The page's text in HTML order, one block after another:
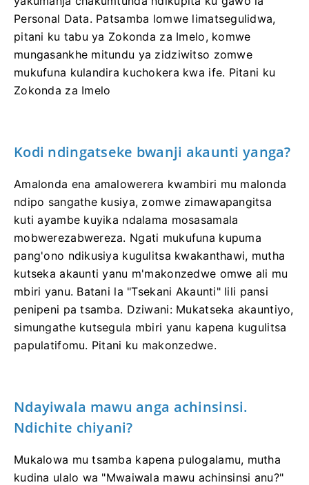
Personal Data. Patsamba lomwe limatsegulidwa,
pitani ku tabu ya Zokonda za Imelo, komwe
mungasankhe mitundu ya zidziwitso zomwe
mukufuna kulandira kuchokera kwa ife. Pitani ku
Zokonda za Imelo
Kodi ndingatseke bwanji akaunti yanga?
Amalonda ena amalowerera kwambiri mu malonda
ndipo sangathe kusiya, zomwe zimawapangitsa
kuti ayambe kuyika ndalama mosasamala
mobwerezabwereza. Ngati mukufuna kupuma
pang'ono ndikusiya kugulitsa kwakanthawi, mutha
kutseka akaunti yanu m'makonzedwe omwe ali mu
mbiri yanu. Batani la "Tsekani Akaunti" lili pansi
penipeni pa tsamba. Dziwani: Mukatseka akauntiyo,
simungathe kutsegula mbiri yanu kapena kugulitsa
papulatifomu. Pitani ku makonzedwe.
Ndayiwala mawu anga achinsinsi.
Ndichite chiyani?
Mukalowa mu tsamba kapena pulogalamu, mutha
kudina ulalo wa "Mwaiwala mawu achinsinsi anu?"